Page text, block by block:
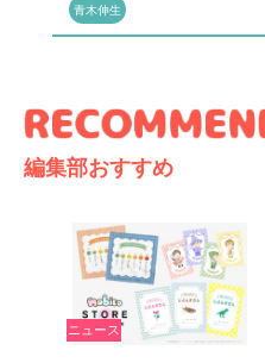
青木伸生
編集部おすすめ
ニュース